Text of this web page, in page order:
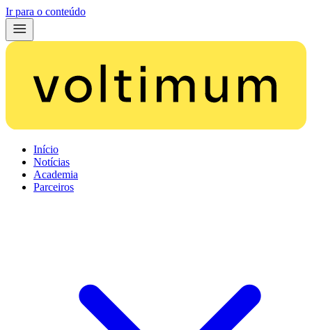
Ir para o conteúdo
Início
Notícias
Academia
Parceiros